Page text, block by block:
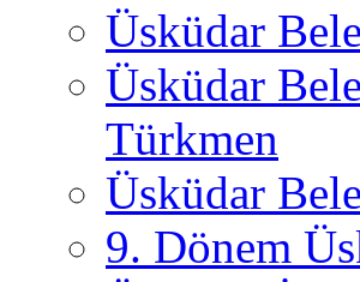
Üsküdar
Üsküdar
Türkmen
Üsküdar
9. Dönem